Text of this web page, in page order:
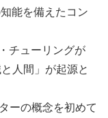
能を備えたコン
チューリングが
人間」が起源と
ーの概念を初めて